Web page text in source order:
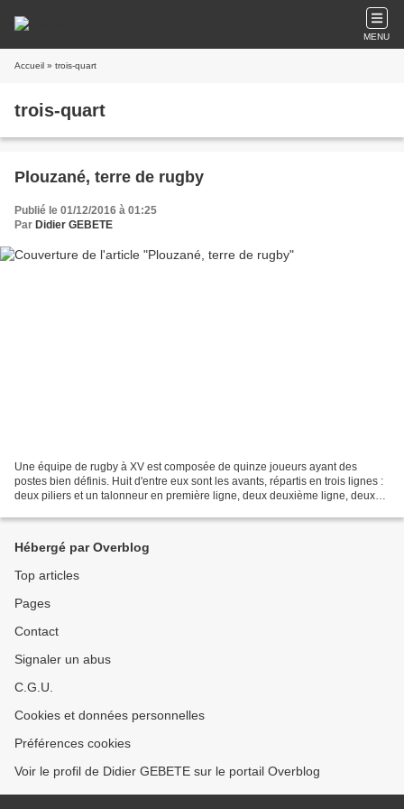
MENU
Accueil » trois-quart
trois-quart
Plouzané, terre de rugby
Publié le 01/12/2016 à 01:25
Par Didier GEBETE
Une équipe de rugby à XV est composée de quinze joueurs ayant des
postes bien définis. Huit d'entre eux sont les avants, répartis en trois lignes :
deux piliers et un talonneur en première ligne, deux deuxième ligne, deux
Hébergé par Overblog
Top articles
Pages
Contact
Signaler un abus
C.G.U.
Cookies et données personnelles
Préférences cookies
Voir le profil de Didier GEBETE sur le portail Overblog